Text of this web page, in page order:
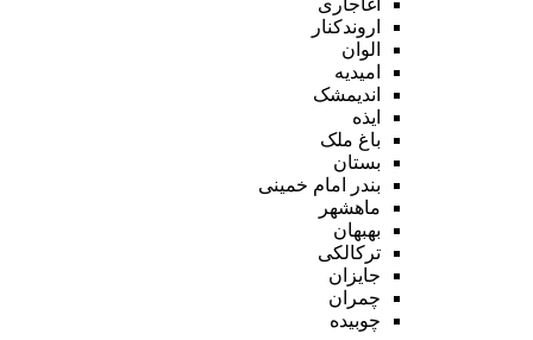
اروندکنار
الوان
امیدیه
اندیمشک
ایذه
باغ ملک
بستان
بندر امام خمینی
ماهشهر
بهبهان
ترکالکی
جایزان
چمران
چوبیده